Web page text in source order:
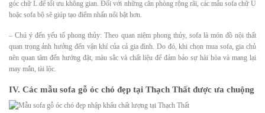
góc chữ L để tối ưu không gian. Đối với những căn phòng rộng rãi, các mẫu sofa chữ U
hoặc sofa bộ sẽ giúp tạo điểm nhấn nổi bật hơn.
– Chú ý đến yếu tố phong thủy: Theo quan niệm phong thủy, sofa là món đồ nội thất
quan trọng ảnh hưởng đến vận khí của cả gia đình. Do đó, khi chọn mua sofa, gia chủ
nên quan tâm đến hướng đặt, màu sắc và chất liệu để đảm bảo sự hài hòa và mang lại
may mắn, tài lộc.
IV. Các mẫu sofa gỗ óc chó đẹp tại Thạch Thất được ưa chuộng